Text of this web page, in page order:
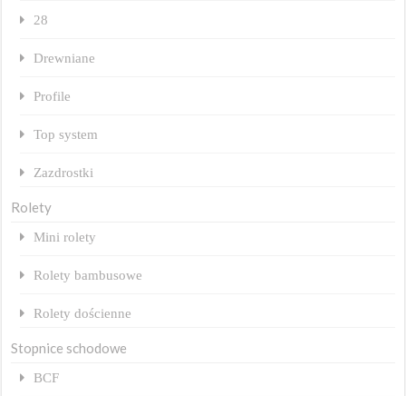
28
Drewniane
Profile
Top system
Zazdrostki
Rolety
Mini rolety
Rolety bambusowe
Rolety dościenne
Stopnice schodowe
BCF